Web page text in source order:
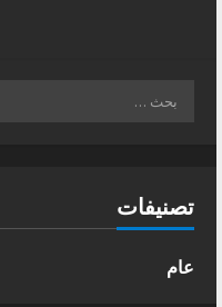
تصنيفات
عام